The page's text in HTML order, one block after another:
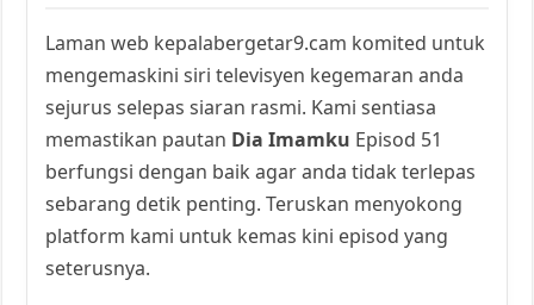
Laman web kepalabergetar9.cam komited untuk
mengemaskini siri televisyen kegemaran anda
sejurus selepas siaran rasmi. Kami sentiasa
memastikan pautan Dia Imamku Episod 51
berfungsi dengan baik agar anda tidak terlepas
sebarang detik penting. Teruskan menyokong
platform kami untuk kemas kini episod yang
seterusnya.